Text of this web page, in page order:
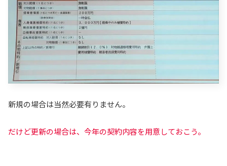
新規の場合は当然必要有りません。
だけど更新の場合は、今年の契約内容を用意しておこう。